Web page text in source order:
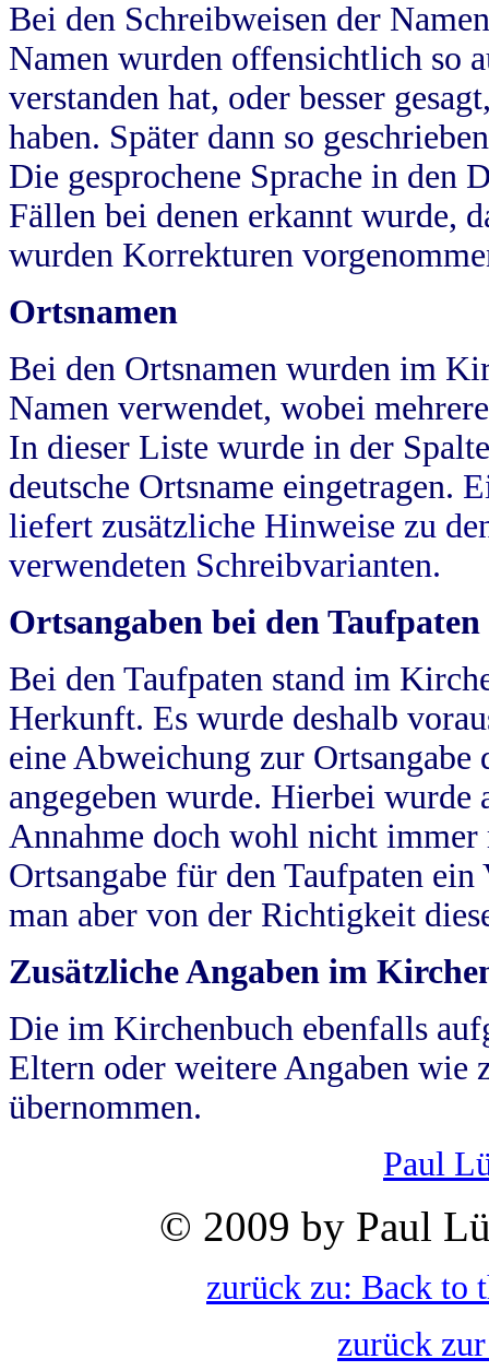
Bei den Schreibweisen der
Namen wurden offensichtlich so
verstanden hat, oder besser
haben. Später dann so
Die gesprochene Sprache in
Fällen bei denen erkannt wurde,
wurden Korrekturen
Ortsnamen
Bei den Ortsnamen wurden im
Namen verwendet, wobei
In dieser Liste wurde in der
deutsche Ortsname eingetragen.
liefert zusätzliche Hinweise zu
verwendeten Schreibvarianten.
Ortsangaben bei den Taufpaten
Bei den Taufpaten stand im
Herkunft. Es wurde deshalb
eine Abweichung zur
angegeben wurde. Hierbei wurde
Annahme doch wohl nicht
Ortsangabe für den Taufpaten
man aber von der Richtigkeit
Zusätzliche Angaben im
Die im Kirchenbuch ebenfalls
Eltern oder weitere Angaben wie
übernommen.
Paul
© 2009 by Paul
zurück zu: Back to
zurück